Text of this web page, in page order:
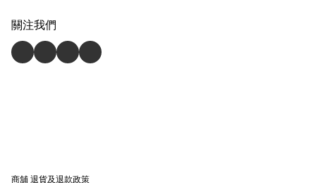
關注我們
商舖退貨及退款政策